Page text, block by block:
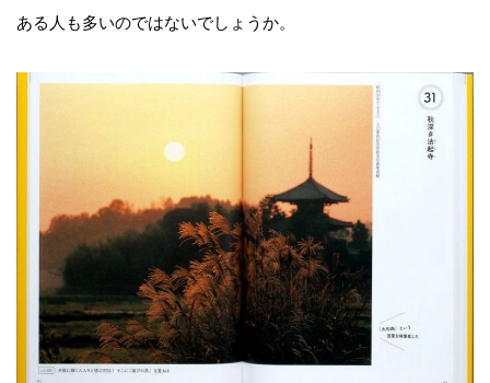
ある人も多いのではないでしょうか。